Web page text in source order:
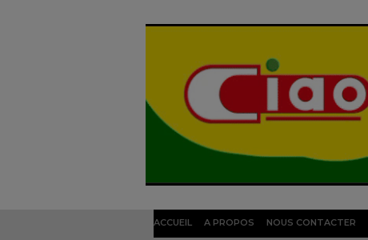
ACCUEIL A PROPOS NOUS CONTACTER